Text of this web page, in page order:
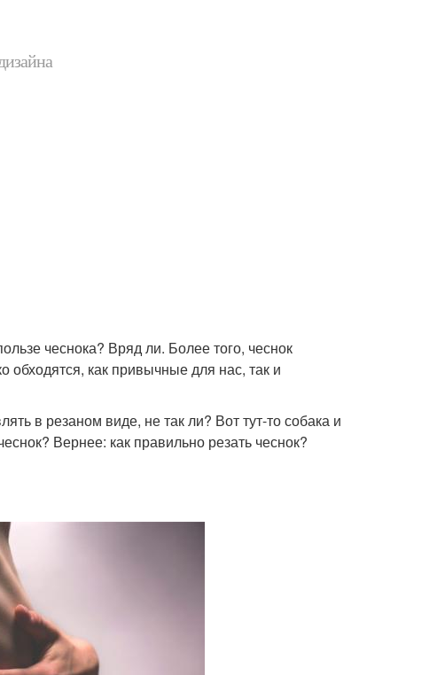
чеснока? Вряд ли. Более того, чеснок
обходятся, как привычные для нас, так и
в резаном виде, не так ли? Вот тут-то собака и
Вернее: как правильно резать чеснок?